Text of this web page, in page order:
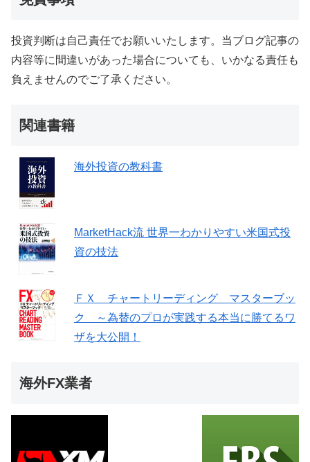
投資判断は自己責任でお願いいたします。当ブログ記事の
内容等に間違いがあった場合についても、いかなる責任も
負えませんのでご了承ください。
関連書籍
海外投資の教科書
MarketHack流 世界一わかりやすい米国式投
資の技法
ＦＸ チャートリーディング マスターブッ
ク ～為替のプロが実践する本当に勝てるワ
ザを大公開！
海外FX業者